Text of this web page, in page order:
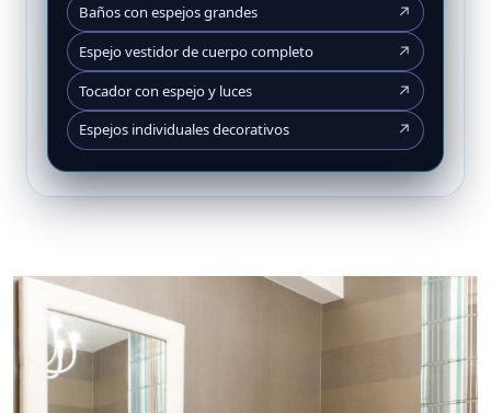
Baños con espejos grandes ↗
Espejo vestidor de cuerpo completo ↗
Tocador con espejo y luces ↗
Espejos individuales decorativos ↗